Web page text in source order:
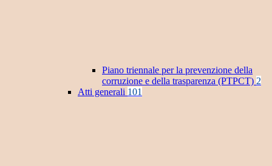
Piano triennale per la prevenzione della
corruzione e della trasparenza (PTPCT) 2
Atti generali 101